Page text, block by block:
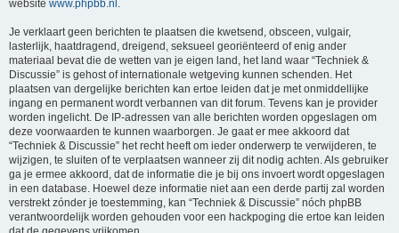
website www.phpbb.nl .
Je verklaart geen berichten te plaatsen die kwetsend, obsceen, vulgair,
lasterlijk, haatdragend, dreigend, seksueel georiënteerd of enig ander
materiaal bevat die de wetten van je eigen land, het land waar “Techniek &
Discussie” is gehost of internationale wetgeving kunnen schenden. Het
plaatsen van dergelijke berichten kan ertoe leiden dat je met onmiddellijke
ingang en permanent wordt verbannen van dit forum. Tevens kan je provider
worden ingelicht. De IP-adressen van alle berichten worden opgeslagen om
deze voorwaarden te kunnen waarborgen. Je gaat er mee akkoord dat
“Techniek & Discussie” het recht heeft om ieder onderwerp te verwijderen, te
wijzigen, te sluiten of te verplaatsen wanneer zij dit nodig achten. Als gebruiker
ga je ermee akkoord, dat de informatie die je bij ons invoert wordt opgeslagen
in een database. Hoewel deze informatie niet aan een derde partij zal worden
verstrekt zónder je toestemming, kan “Techniek & Discussie” nóch phpBB
verantwoordelijk worden gehouden voor een hackpoging die ertoe kan leiden